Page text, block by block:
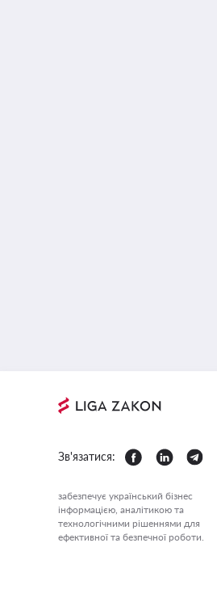
Зв'язатися:
забезпечує український бізнес
інформацією, аналітикою та
технологічними рішеннями для
ефективної та безпечної роботи.